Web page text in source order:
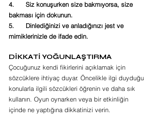
4.      Siz konuşurken size bakmıyorsa, size
bakması için dokunun.
5.      Dinlediğinizi ve anladığınızı jest ve
mimiklerinizle de ifade edin.
DİKKATİ YOĞUNLAŞTIRMA
Çocuğunuz kendi fikirlerini açıklamak için
sözcüklere ihtiyaç duyar. Öncelikle ilgi duyduğu
konularla ilgili sözcükleri öğrenin ve daha sık
kullanın. Oyun oynarken veya bir etkinliğin
içinde ne yaptığına dikkatinizi verin.